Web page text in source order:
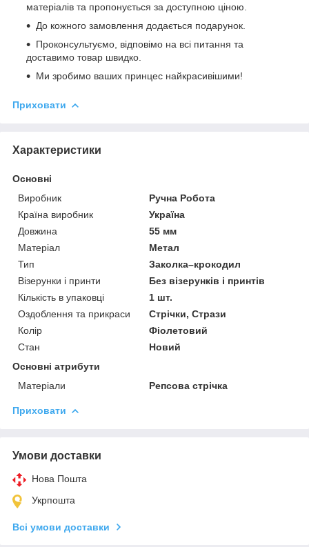
матеріалів та пропонується за доступною ціною.
До кожного замовлення додається подарунок.
Проконсультуємо, відповімо на всі питання та
доставимо товар швидко.
Ми зробимо ваших принцес найкрасивішими!
Приховати
Характеристики
Основні
Виробник
Ручна Робота
Країна виробник
Україна
Довжина
55 мм
Матеріал
Метал
Тип
Заколка–крокодил
Візерунки і принти
Без візерунків і принтів
Кількість в упаковці
1 шт.
Оздоблення та прикраси
Стрічки, Стрази
Колір
Фіолетовий
Стан
Новий
Основні атрибути
Матеріали
Репсова стрічка
Приховати
Умови доставки
Нова Пошта
Укрпошта
Всі умови доставки